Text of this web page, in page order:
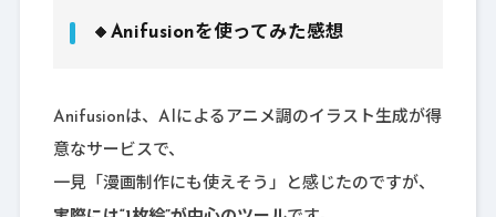
🔸Anifusionを使ってみた感想
Anifusionは、AIによるアニメ調のイラスト生成が得
意なサービスで、
一見「漫画制作にも使えそう」と感じたのですが、